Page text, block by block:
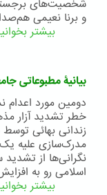
شخصیت‌های
و برنا نعیمی
بیشتر
بیانیۀ مطبوعاتی جامعۀ
دومین مورد اعدام
خطر تشدید آزار
زندانی بهائی
مدرک‌سازی علیه
نگرانی‌ها از
اسلامی رو به
بیشتر